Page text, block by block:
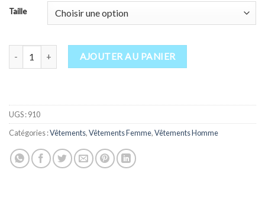
Taille
quantité de Peignoir de bain « Le Choucas »
AJOUTER AU PANIER
UGS :910
Catégories :Vêtements,Vêtements Femme,Vêtements Homme